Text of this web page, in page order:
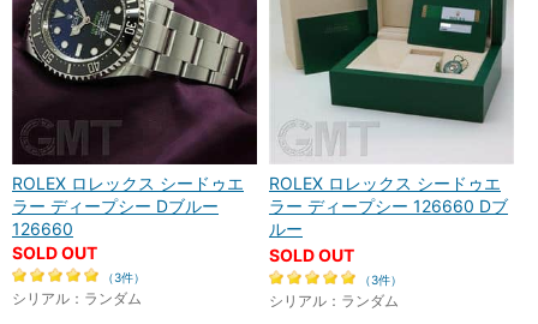
ROLEX ロレックス シードゥエ
ラー ディープシー Dブルー
126660
SOLD OUT
（3件）
シリアル：ランダム
ROLEX ロレックス シードゥエ
ラー ディープシー 126660 Dブ
ルー
SOLD OUT
（3件）
シリアル：ランダム